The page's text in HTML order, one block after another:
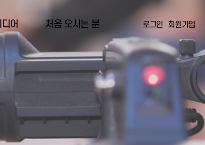
디어 처음 오시는 분 로그인 회원가입